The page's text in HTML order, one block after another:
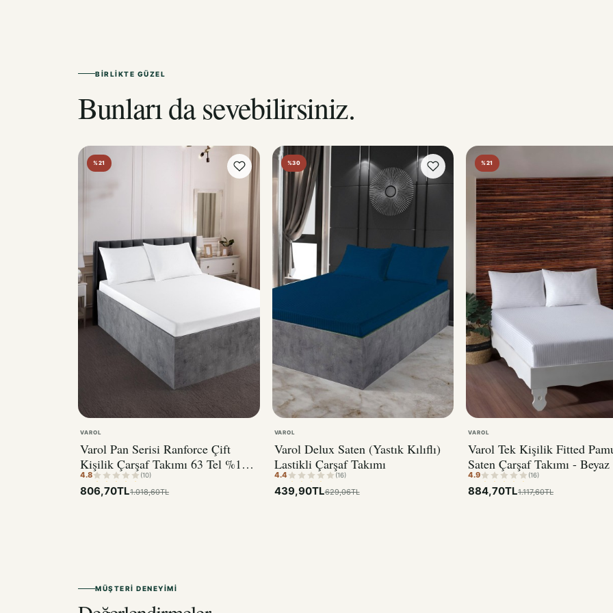
BIRLIKTE GÜZEL
Bunları da sevebilirsiniz.
%21
VAROL
Varol Pan Serisi Ranforce Çift
Kişilik Çarşaf Takımı 63 Tel %100
Pamuk
4.8 (10)
806,70TL1.018,60TL
%30
VAROL
Varol Delux Saten (Yastık Kılıflı)
Lastikli Çarşaf Takımı
4.4 (16)
439,90TL629,06TL
%21
VAROL
Varol Tek Kişilik Fitted
Saten Çarşaf Takımı - Beyaz
4.9 (16)
884,70TL1.117,60TL
MÜŞTERI DENEYIMI